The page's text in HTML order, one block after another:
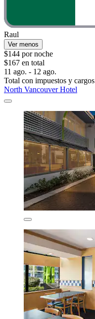
Raul
Ver menos
$144 por noche
$167 en total
11 ago. - 12 ago.
Total con impuestos y cargos
North Vancouver Hotel